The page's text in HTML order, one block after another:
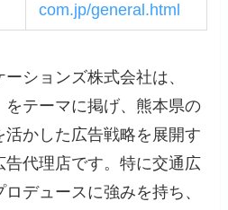
com.jp/general.html
ションズ株式会社は、
をテーマに掲げ、熊本県の
活かした広告戦略を展開す
告代理店です。特に交通広
デュースに強みを持ち、